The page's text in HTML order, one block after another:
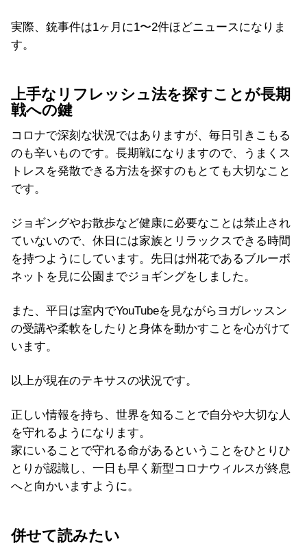
実際、銃事件は1ヶ月に1〜2件ほどニュースになりま
す。
上手なリフレッシュ法を探すことが長期
戦への鍵
コロナで深刻な状況ではありますが、毎日引きこもる
のも辛いものです。長期戦になりますので、うまくス
トレスを発散できる方法を探すのもとても大切なこと
です。
ジョギングやお散歩など健康に必要なことは禁止され
ていないので、休日には家族とリラックスできる時間
を持つようにしています。先日は州花であるブルーボ
ネットを見に公園までジョギングをしました。
また、平日は室内でYouTubeを見ながらヨガレッスン
の受講や柔軟をしたりと身体を動かすことを心がけて
います。
以上が現在のテキサスの状況です。
正しい情報を持ち、世界を知ることで自分や大切な人
を守れるようになります。
家にいることで守れる命があるということをひとりひ
とりが認識し、一日も早く新型コロナウィルスが終息
へと向かいますように。
併せて読みたい